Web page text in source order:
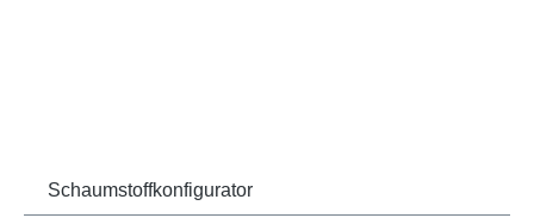
Schaumstoffkonfigurator